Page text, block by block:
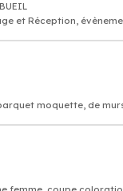
et Réception,
moquette, de